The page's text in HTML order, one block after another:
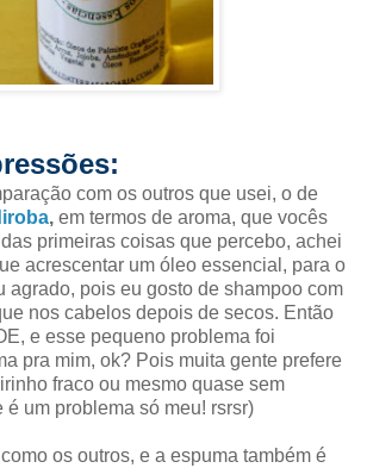
com os outros que usei, o de
, em termos de aroma, que vocês
primeiras coisas que percebo, achei
acrescentar um óleo essencial, para o
agrado, pois eu gosto de shampoo com
nos cabelos depois de secos. Então
e esse pequeno problema foi
pra mim, ok? Pois muita gente prefere
fraco ou mesmo quase sem
é um problema só meu! rsrsr)
os outros, e a espuma também é